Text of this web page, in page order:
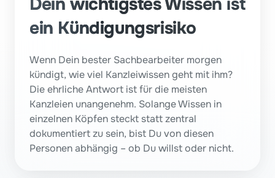
ein Kündigungsrisiko
Wenn Dein bester Sachbearbeiter morgen
kündigt, wie viel Kanzleiwissen geht mit ihm?
Die ehrliche Antwort ist für die meisten
Kanzleien unangenehm. Solange Wissen in
einzelnen Köpfen steckt statt zentral
dokumentiert zu sein, bist Du von diesen
Personen abhängig – ob Du willst oder nicht.